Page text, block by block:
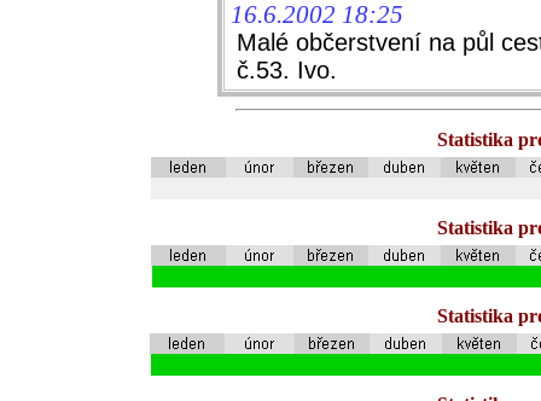
16.6.2002 18:25
Malé občerstvení na půl
č.53. Ivo.
Statistika
Statistika
Statistika